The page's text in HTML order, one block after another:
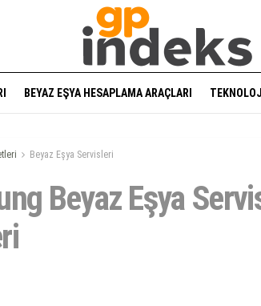
BEYAZ EŞYA HESAPLAMA ARAÇLARI TEKNOLOJI
Beyaz Eşya Servisleri
Beyaz Eşya